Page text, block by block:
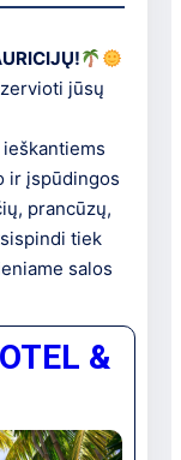
jūsų
ir įspūdingos
prancūzų,
tiek
salos
&